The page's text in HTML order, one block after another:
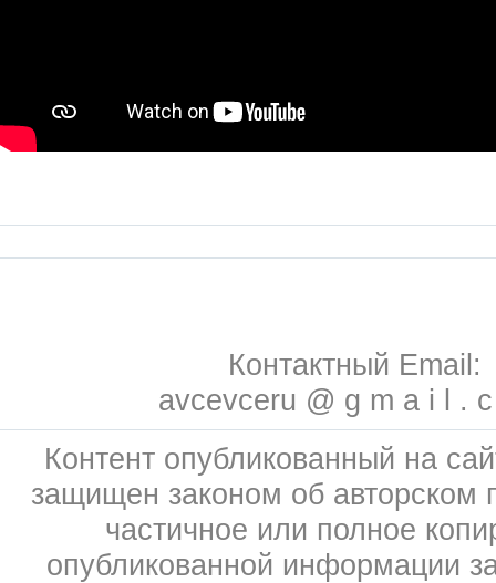
Контактный Email:
avcevceru @ g m a i l .
Контент опубликованный на
защищен законом об авторском
частичное или полное
опубликованной информации